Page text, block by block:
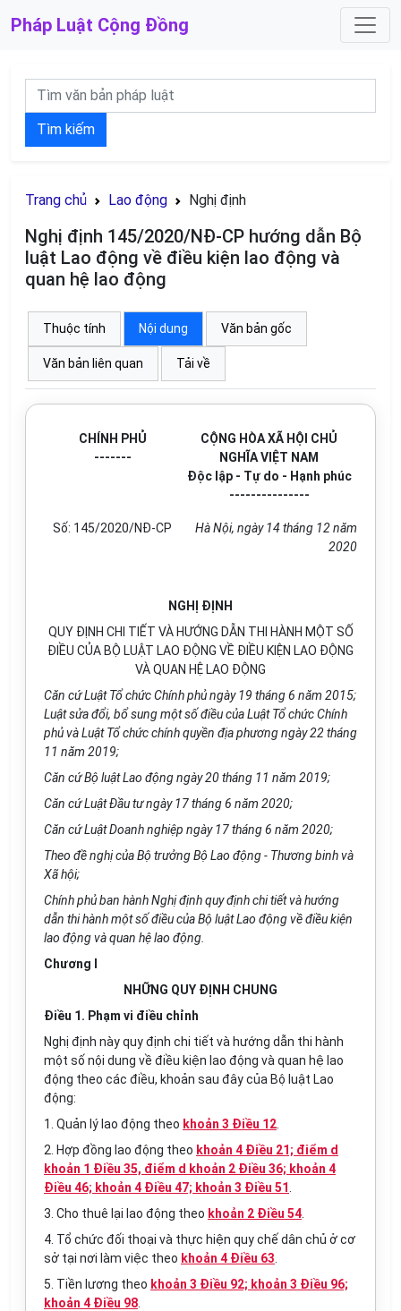
Pháp Luật Cộng Đồng
Tìm kiếm
Trang chủ Lao động Nghị định
Nghị định 145/2020/NĐ-CP hướng dẫn Bộ
luật Lao động về điều kiện lao động và
quan hệ lao động
Thuộc tính Nội dung Văn bản gốc
Văn bản liên quan Tải về
CHÍNH PHỦ
-------
CỘNG HÒA XÃ HỘI CHỦ
NGHĨA VIỆT NAM
Độc lập - Tự do - Hạnh phúc
---------------
Số: 1 45/2020/NĐ-CP
Hà Nội, ngày 14 tháng 12 năm
2020
NGHỊ ĐỊNH
QUY ĐỊNH CHI TIẾT VÀ HƯỚNG DẪN THI HÀNH MỘT SỐ
ĐIỀU CỦA BỘ LUẬT LAO ĐỘNG VỀ ĐIỀU KIỆN LAO ĐỘNG
VÀ QUAN HỆ LAO ĐỘNG
Căn cứ Luật Tổ chức Chính phủ ngày 19 tháng 6 năm 2015;
Luật sửa đổi, bổ sung một số điều của Luật Tổ chức Chính
phủ và Luật Tổ chức chính quyền địa phương ngày 22 tháng
11 năm 2019;
Căn cứ Bộ luật Lao động ngày 20 tháng 11 năm 2019;
Căn cứ Luật Đầu tư ngày 17 tháng 6 năm 2020;
Căn cứ Luật Doanh nghiệp ngày 17 tháng 6 năm 2020;
Theo đề nghị của Bộ trưởng Bộ Lao động - Thương binh và
Xã hội;
Chính phủ ban hành Nghị định quy định chi tiết và hướng
dẫn thi hành một số điều của Bộ luật Lao động về điều kiện
lao động và quan hệ lao động.
Chương I
NHỮNG QUY ĐỊNH CHUNG
Điều 1. Phạm vi điều chỉnh
Nghị định này quy định chi tiết và hướng dẫn thi hành
một số nội dung về điều kiện lao động và quan hệ lao
động theo các điều, khoản sau đây của Bộ luật Lao
động:
1. Quản lý lao động theo khoản 3 Điều 12
2. Hợp đồng lao động theo khoản 4 Điều 21; điểm d
khoản 1 Điều 35, điểm d khoản 2 Điều 36; khoản 4
Điều 46; khoản 4 Điều 47; khoản 3 Điều 51
3. Cho thuê lại lao động theo khoản 2 Điều 54
4. Tổ chức đối thoại và thực hiện quy chế dân chủ ở cơ
sở tại nơi làm việc theo khoản 4 Điều 63
5. Tiền lương theo khoản 3 Điều 92; khoản 3 Điều 96;
khoản 4 Điều 98